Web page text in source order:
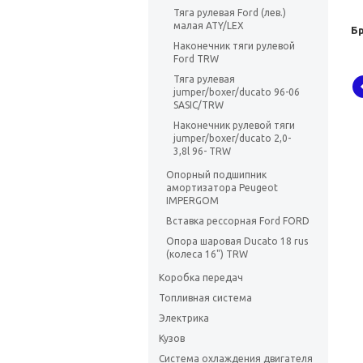
Тяга рулевая Ford (лев.)
малая ATY/LEX
Наконечник тяги рулевой
Ford TRW
Тяга рулевая
jumper/boxer/ducato 96-06
SASIC/TRW
Наконечник рулевой тяги
jumper/boxer/ducato 2,0-
3,8l 96- TRW
Опорный подшипник
амортизатора Peugeot
IMPERGOM
Вставка рессорная Ford FORD
Опора шаровая Ducato 18 rus
(колеса 16") TRW
Коробка передач
Топливная система
Электрика
Кузов
Система охлаждения двигателя